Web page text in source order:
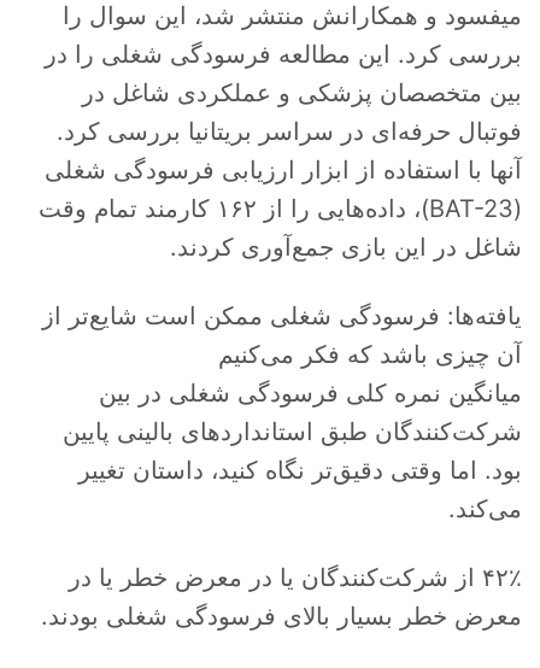
میفسود و همکارانش منتشر شد، این سوال را
بررسی کرد. این مطالعه فرسودگی شغلی را در
بین متخصصان پزشکی و عملکردی شاغل در
فوتبال حرفه‌ای در سراسر بریتانیا بررسی کرد.
آنها با استفاده از ابزار ارزیابی فرسودگی شغلی
(BAT-23)، داده‌هایی را از ۱۶۲ کارمند تمام وقت
شاغل در این بازی جمع‌آوری کردند.
یافته‌ها: فرسودگی شغلی ممکن است شایع‌تر از
آن چیزی باشد که فکر می‌کنیم
میانگین نمره کلی فرسودگی شغلی در بین
شرکت‌کنندگان طبق استانداردهای بالینی پایین
بود. اما وقتی دقیق‌تر نگاه کنید، داستان تغییر
می‌کند.
۴۲٪ از شرکت‌کنندگان یا در معرض خطر یا در
معرض خطر بسیار بالای فرسودگی شغلی بودند.